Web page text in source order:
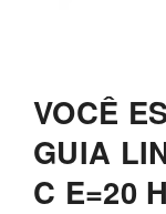
VOCÊ
GUIA
C E=20